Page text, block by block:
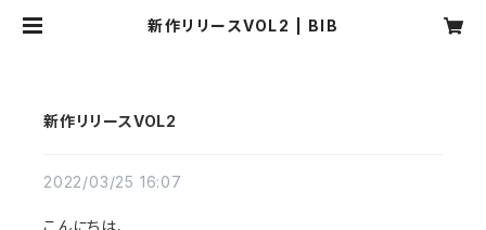
新作リリースVOL2 | BIB
新作リリースVOL2
2022/03/25 16:07
こんにちは、